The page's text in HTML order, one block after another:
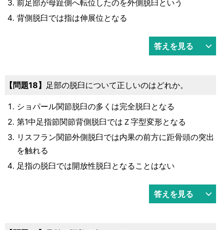
前足部が母趾側へ転位したのを外側脱臼という
背側脱臼では指は伸展位となる
答えを見る
18 足部の脱臼について正しいのはどれか。
ショパール関節脱臼の多くは完全脱臼となる
第1中足指節関節背側脱臼ではＺ字型変形となる
リスフラン関節外側脱臼では内果の前方に距骨頭の突出
を触れる
足指の脱臼では開放性脱臼となることはない
答えを見る